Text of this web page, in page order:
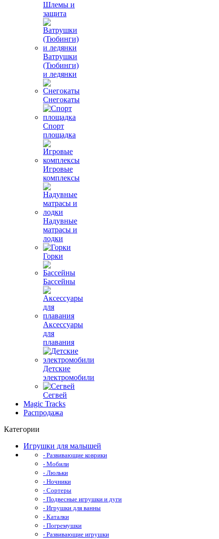
Шлемы и
защита
Ватрушки
(Тюбинги)
и ледянки
Снегокаты
Спорт
площадка
Игровые
комплексы
Надувные
матрасы и
лодки
Горки
Бассейны
Аксессуары
для
плавания
Детские
электромобили
Сегвей
Magic Tracks
Распродажа
Категории
Игрушки для малышей
- Развивающие коврики
- Мобили
- Люльки
- Ночники
- Сортеры
- Подвесные игрушки и дуги
- Игрушки для ванны
- Каталки
- Погремушки
- Развивающие игрушки